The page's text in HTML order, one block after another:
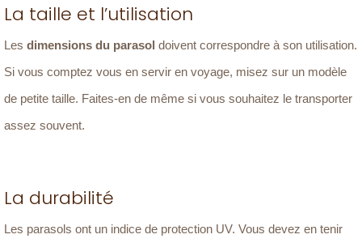
La taille et l’utilisation
Les dimensions du parasol doivent correspondre à son utilisation.
Si vous comptez vous en servir en voyage, misez sur un modèle
de petite taille. Faites-en de même si vous souhaitez le transporter
assez souvent.
La durabilité
Les parasols ont un indice de protection UV. Vous devez en tenir